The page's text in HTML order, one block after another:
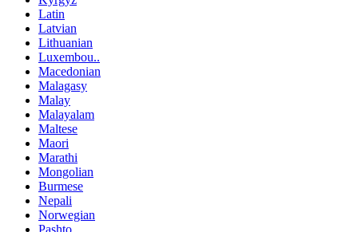
Latin
Latvian
Lithuanian
Luxembou..
Macedonian
Malagasy
Malay
Malayalam
Maltese
Maori
Marathi
Mongolian
Burmese
Nepali
Norwegian
Pashto